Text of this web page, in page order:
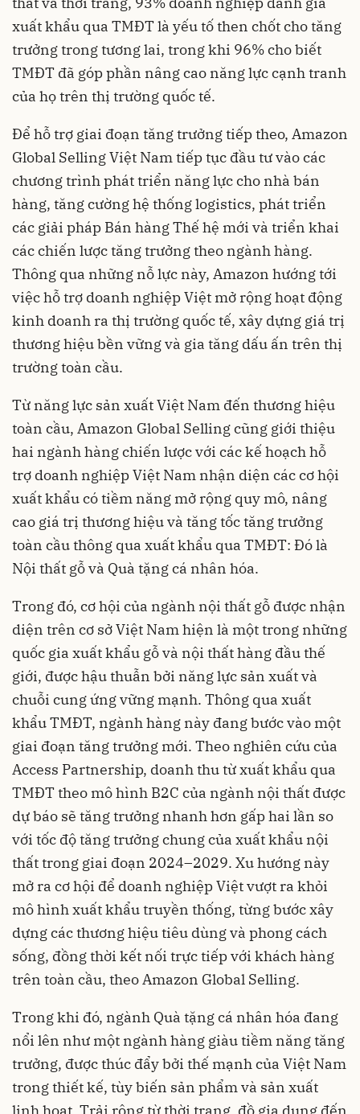
xuất khẩu qua TMĐT là yếu tố then chốt cho tăng
trưởng trong tương lai, trong khi 96% cho biết
TMĐT đã góp phần nâng cao năng lực cạnh tranh
của họ trên thị trường quốc tế.
Để hỗ trợ giai đoạn tăng trưởng tiếp theo, Amazon
Global Selling Việt Nam tiếp tục đầu tư vào các
chương trình phát triển năng lực cho nhà bán
hàng, tăng cường hệ thống logistics, phát triển
các giải pháp Bán hàng Thế hệ mới và triển khai
các chiến lược tăng trưởng theo ngành hàng.
Thông qua những nỗ lực này, Amazon hướng tới
việc hỗ trợ doanh nghiệp Việt mở rộng hoạt động
kinh doanh ra thị trường quốc tế, xây dựng giá trị
thương hiệu bền vững và gia tăng dấu ấn trên thị
trường toàn cầu.
Từ năng lực sản xuất Việt Nam đến thương hiệu
toàn cầu, Amazon Global Selling cũng giới thiệu
hai ngành hàng chiến lược với các kế hoạch hỗ
trợ doanh nghiệp Việt Nam nhận diện các cơ hội
xuất khẩu có tiềm năng mở rộng quy mô, nâng
cao giá trị thương hiệu và tăng tốc tăng trưởng
toàn cầu thông qua xuất khẩu qua TMĐT: Đó là
Nội thất gỗ và Quà tặng cá nhân hóa.
Trong đó, cơ hội của ngành nội thất gỗ được nhận
diện trên cơ sở Việt Nam hiện là một trong những
quốc gia xuất khẩu gỗ và nội thất hàng đầu thế
giới, được hậu thuẫn bởi năng lực sản xuất và
chuỗi cung ứng vững mạnh. Thông qua xuất
khẩu TMĐT, ngành hàng này đang bước vào một
giai đoạn tăng trưởng mới. Theo nghiên cứu của
Access Partnership, doanh thu từ xuất khẩu qua
TMĐT theo mô hình B2C của ngành nội thất được
dự báo sẽ tăng trưởng nhanh hơn gấp hai lần so
với tốc độ tăng trưởng chung của xuất khẩu nội
thất trong giai đoạn 2024–2029. Xu hướng này
mở ra cơ hội để doanh nghiệp Việt vượt ra khỏi
mô hình xuất khẩu truyền thống, từng bước xây
dựng các thương hiệu tiêu dùng và phong cách
sống, đồng thời kết nối trực tiếp với khách hàng
trên toàn cầu, theo Amazon Global Selling.
Trong khi đó, ngành Quà tặng cá nhân hóa đang
nổi lên như một ngành hàng giàu tiềm năng tăng
trưởng, được thúc đẩy bởi thế mạnh của Việt Nam
trong thiết kế, tùy biến sản phẩm và sản xuất